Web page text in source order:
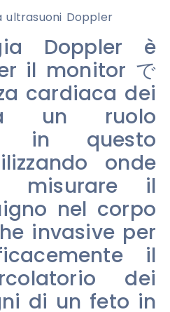
ultrasuoni Doppler
Doppler è
il monitor で
cardiaca dei
un ruolo
in questo
onde
misurare il
nel corpo
invasive per
il
dei
di un feto in